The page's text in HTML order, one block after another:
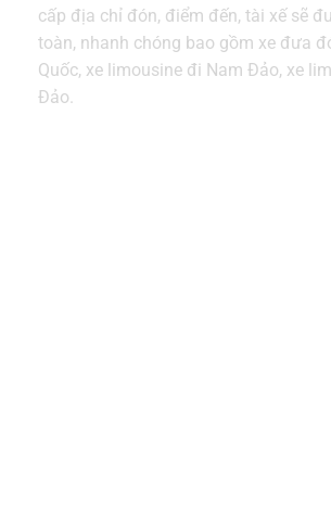
cấp địa chỉ đón, điểm đến, tài xế sẽ
toàn, nhanh chóng bao gồm xe đưa
Quốc, xe limousine đi Nam Đảo, xe
Đảo.